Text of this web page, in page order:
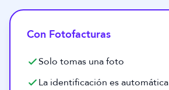
Con Fotofacturas
Solo tomas una foto
La identificación es automática